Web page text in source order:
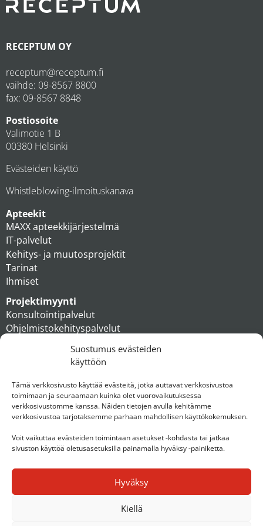
Suostumus evästeiden
käyttöön
Tämä verkkosivusto käyttää evästeitä, jotka auttavat verkkosivustoa
toimimaan ja seuraamaan kuinka olet vuorovaikutuksessa
verkkosivustomme kanssa. Näiden tietojen avulla kehitämme
verkkosivustoa tarjotaksemme parhaan mahdollisen käyttökokemuksen.
Voit vaikuttaa evästeiden toimintaan asetukset -kohdasta tai jatkaa
sivuston käyttöä oletusasetuksilla painamalla hyväksy -painiketta.
Hyväksy
Kiellä
RECEPTUM OY
receptum@receptum.fi
vaihde: 09-8567 8800
fax: 09-8567 8848
Postiosoite
Valimotie 1 B
00380 Helsinki
Evästeiden käyttö
Whistleblowing-ilmoituskanava
Apteekit
MAXX apteekkijärjestelmä
IT-palvelut
Kehitys- ja muutosprojektit
Tarinat
Ihmiset
Projektimyynti
Konsultointipalvelut
Ohjelmistokehityspalvelut
Ihmiset
Konserni
Ota yhteyttä